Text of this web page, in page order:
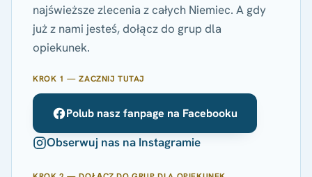
najświeższe zlecenia z całych Niemiec. A gdy
już z nami jesteś, dołącz do grup dla
opiekunek.
KROK 1 — ZACZNIJ TUTAJ
Polub nasz fanpage na Facebooku
Obserwuj nas na Instagramie